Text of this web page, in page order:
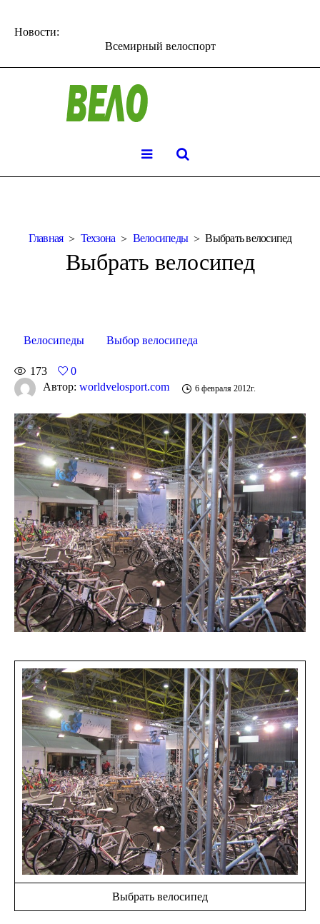
Новости:
Всемирный велоспорт
Главная Техзона Велосипеды Выбрать велосипед
Выбрать велосипед
Велосипеды Выбор велосипеда
173
0
Автор: worldvelosport.com 6 февраля 2012г.
Выбрать велосипед